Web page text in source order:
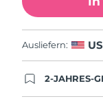
Ausliefern: US
2-JAHRES-